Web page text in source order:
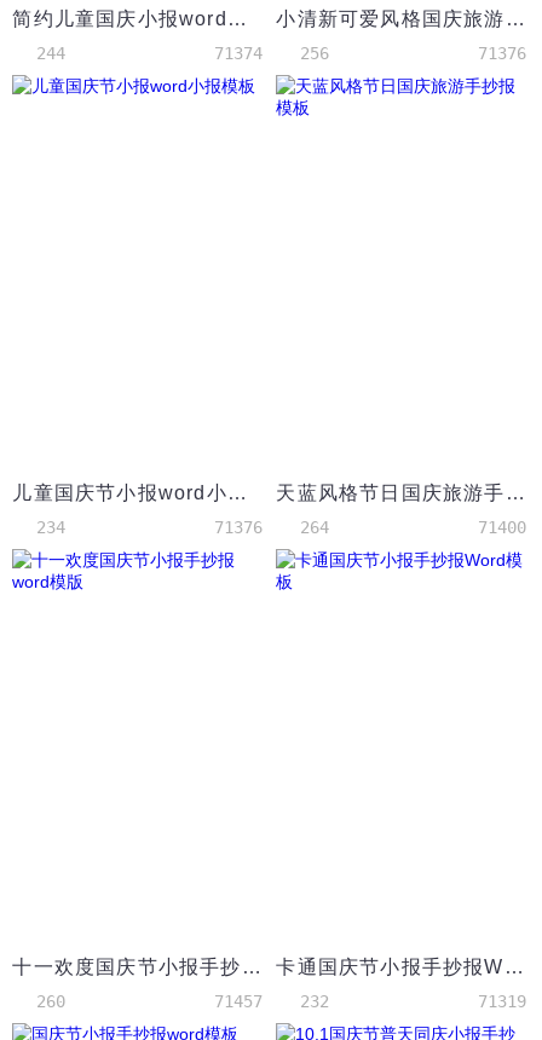
简约儿童国庆小报word小报模板
244 71374
小清新可爱风格国庆旅游手抄报Word模板
256 71376
儿童国庆节小报word小报模板
234 71376
天蓝风格节日国庆旅游手抄报模板
264 71400
十一欢度国庆节小报手抄报word模版
260 71457
卡通国庆节小报手抄报Word模板
232 71319